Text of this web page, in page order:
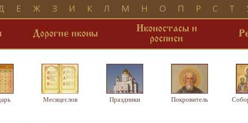
Е Ж З И К Л М Н О П Р С Т
Дорогие иконы
Иконостасы и
росписи
Месяцеслов Праздники Покровитель